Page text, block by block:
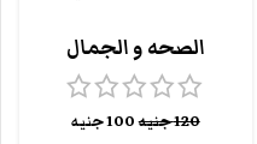
الصحه و الجمال
120جنيه100جنيه